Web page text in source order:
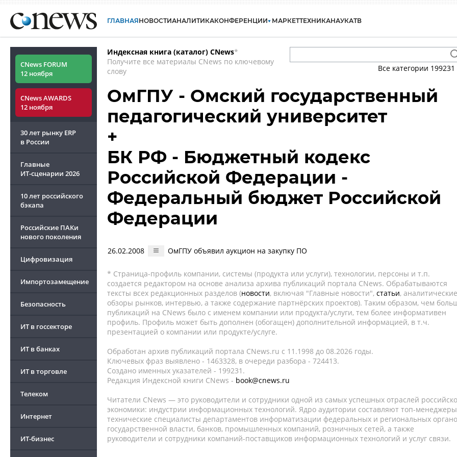
ГЛАВНАЯНОВОСТИАНАЛИТИКАКОНФЕРЕНЦИИ МАРКЕТТЕХНИКАНАУКАТВ
CNews FORUM
12 ноября
CNews AWARDS
12 ноября
30 лет рынку ERP
в России
Главные
ИТ-сценарии 2026
10 лет российского
бэкапа
Российские ПАКи
нового поколения
Цифровизация
Импортозамещение
Безопасность
ИТ в госсекторе
ИТ в банках
ИТ в торговле
Телеком
Интернет
ИТ-бизнес
Индексная книга (каталог) CNews*
Получите все материалы CNews по ключевому
слову
Все категории 199231
ОмГПУ - Омский государственный
педагогический университет
+
БК РФ - Бюджетный кодекс
Российской Федерации -
Федеральный бюджет Российской
Федерации
26.02.2008 ОмГПУ объявил аукцион на закупку ПО
* Страница-профиль компании, системы (продукта или услуги), технологии, персоны и т.п.
создается редактором на основе анализа архива публикаций портала CNews. Обрабатываются
тексты всех редакционных разделов (новости, включая "Главные новости", статьи, аналитические
обзоры рынков, интервью, а также содержание партнёрских проектов). Таким образом, чем
публикаций на CNews было с именем компании или продукта/услуги, тем более информативен
профиль. Профиль может быть дополнен (обогащен) дополнительной информацией, в т.ч.
презентацией о компании или продукте/услуге.
Обработан архив публикаций портала CNews.ru c 11.1998 до 08.2026 годы.
Ключевых фраз выявлено - 1463328, в очереди разбора - 724413.
Создано именных указателей - 199231.
Редакция Индексной книги CNews - book@cnews.ru
Читатели CNews — это руководители и сотрудники одной из самых успешных отраслей
экономики: индустрии информационных технологий. Ядро аудитории составляют топ-
технические специалисты департаментов информатизации федеральных и региональных
государственной власти, банков, промышленных компаний, розничных сетей, а также
руководители и сотрудники компаний-поставщиков информационных технологий и услуг связи.